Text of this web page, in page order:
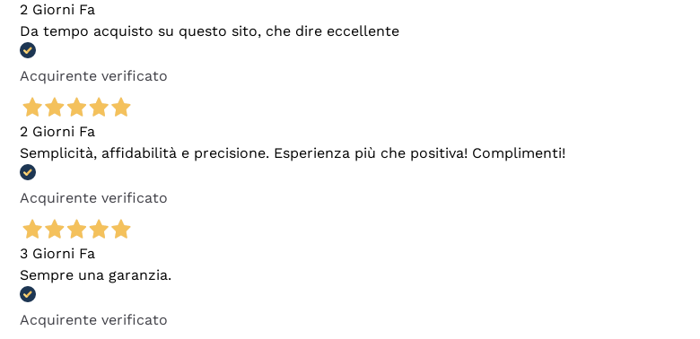
2 Giorni Fa
Da tempo acquisto su questo sito, che dire eccellente
Acquirente verificato
2 Giorni Fa
Semplicità, affidabilità e precisione. Esperienza più che positiva! Complimenti!
Acquirente verificato
3 Giorni Fa
Sempre una garanzia.
Acquirente verificato